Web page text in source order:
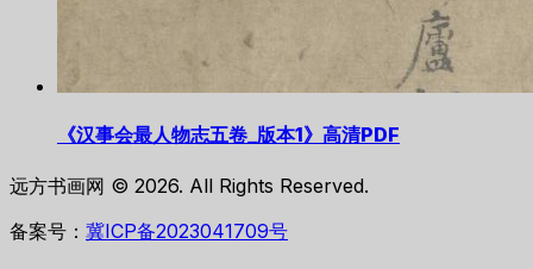
《汉事会最人物志五卷_版本1》高清PDF
远方书画网 © 2026. All Rights Reserved.
备案号： 冀ICP备2023041709号